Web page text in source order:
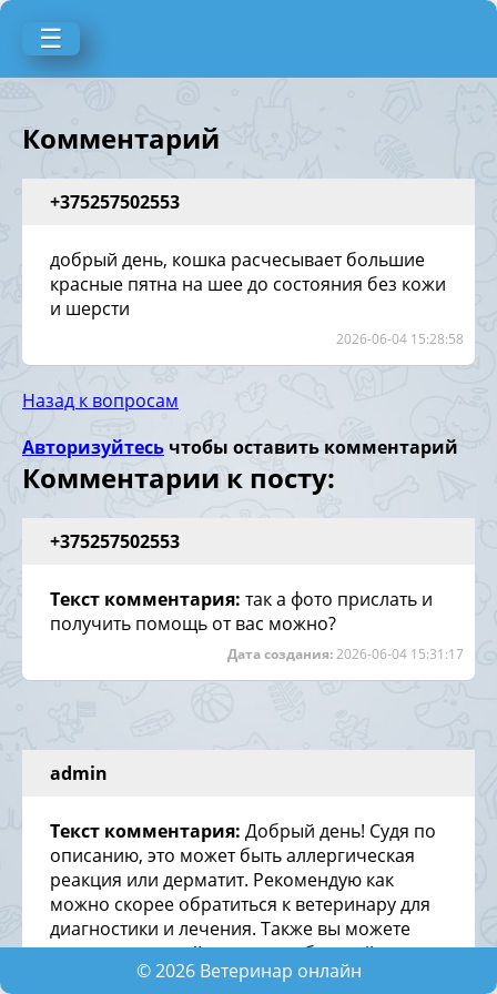
☰
Комментарий
+375257502553
2026-06-04 15:28:58
добрый день, кошка расчесывает большие
красные пятна на шее до состояния без кожи
и шерсти
Назад к вопросам
Авторизуйтесь чтобы оставить комментарий
Комментарии к посту:
+375257502553
Дата создания:2026-06-04 15:31:17
Текст комментария: так а фото прислать и
получить помощь от вас можно?
admin
Текст комментария: Добрый день! Судя по
описанию, это может быть аллергическая
реакция или дерматит. Рекомендую как
можно скорее обратиться к ветеринару для
диагностики и лечения. Также вы можете
посетить наш сайт для подробностей и
дополнительных рекомендаций по уходу за
©2026Ветеринар онлайн